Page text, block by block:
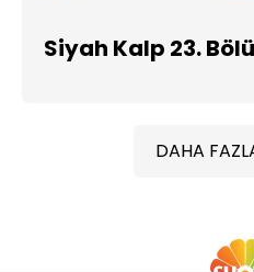
Siyah Kalp 23.
DAHA